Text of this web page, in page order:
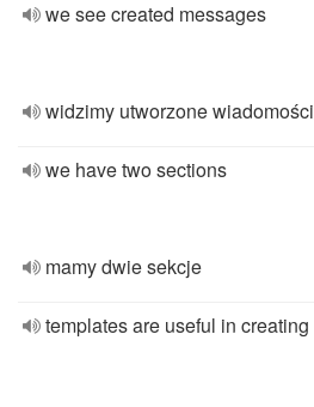
we see created messages
widzimy utworzone wiadomości
we have two sections
mamy dwie sekcje
templates are useful in creating